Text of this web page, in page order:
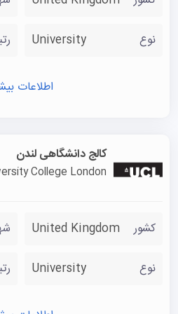
این بورسیه‌ها به طور مستمر در
می‌کنند، شانس بیشتری برای
درون دانشگاهی را برای دانشجویان
خوابگاه‌های سنتی، آپارتمان‌های
نوع University
اطلاعات
کالج دانشگاهی لندن
College London
کشور United Kingdom
نوع University